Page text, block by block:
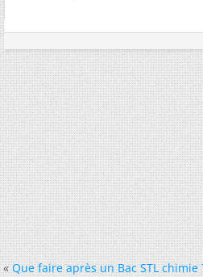
« Que faire après un Bac STL chimie